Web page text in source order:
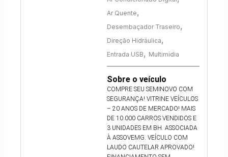
Ar Quente,
Desembaçador Traseiro,
Direção Hidráulica,
Entrada USB, Multimídia
Sobre o veículo
COMPRE SEU SEMINOVO COM
SEGURANÇA! VITRINE VEÍCULOS
– 20 ANOS DE MERCADO! MAIS
DE 10.000 CARROS VENDIDOS E
3 UNIDADES EM BH. ASSOCIADA
À ASSOVEMG. VEÍCULO COM
LAUDO CAUTELAR APROVADO!